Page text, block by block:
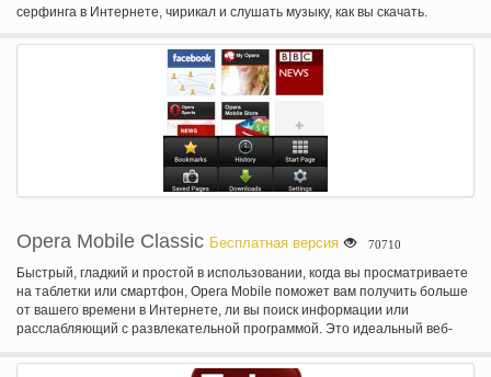
серфинга в Интернете, чирикал и слушать музыку, как вы скачать.
Opera Mobile Classic Бесплатная версия 70710
Быстрый, гладкий и простой в использовании, когда вы просматриваете
на таблетки или смартфон, Opera Mobile поможет вам получить больше
от вашего времени в Интернете, ли вы поиск информации или
расслабляющий с развлекательной программой. Это идеальный веб-
как Wi-Fi, 3 G и 4 G. Он создан, чтобы сделать большую часть вашего